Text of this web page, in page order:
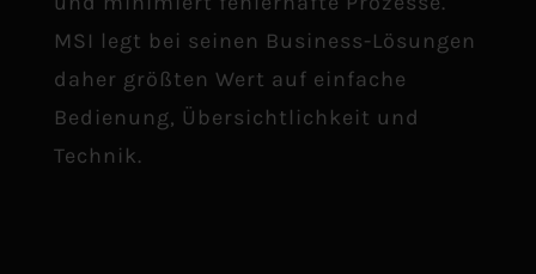
MSI legt bei seinen Business-Lösungen
daher größten Wert auf einfache
Bedienung, Übersichtlichkeit und
Technik.